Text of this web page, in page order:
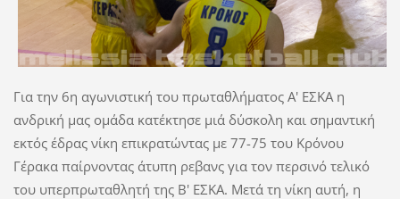
Για την 6η αγωνιστική του πρωταθλήματος Α' ΕΣΚΑ η
ανδρική μας ομάδα κατέκτησε μιά δύσκολη και σημαντική
εκτός έδρας νίκη επικρατώντας με 77-75 του Κρόνου
Γέρακα παίρνοντας άτυπη ρεβανς για τον περσινό τελικό
του υπερπρωταθλητή της Β' ΕΣΚΑ. Μετά τη νίκη αυτή, η